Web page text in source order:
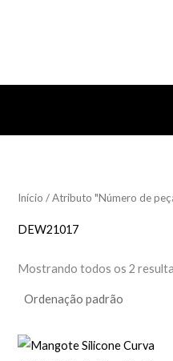
Início / Atributo "Número de
DEW21017
Mostrando todos os 2